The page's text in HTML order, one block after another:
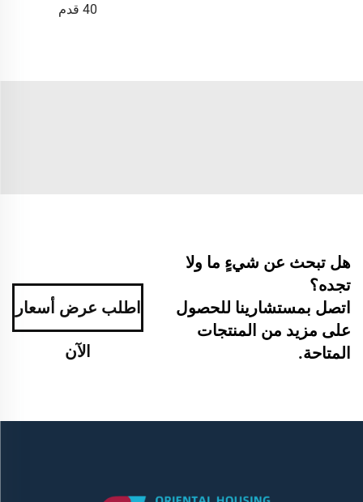
40 قدم
هل تبحث عن شيءٍ ما ولا
تجده؟
اتصل بمستشارينا للحصول
على مزيد من المنتجات
المتاحة.
اطلب عرض أسعار
الآن